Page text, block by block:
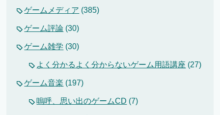
ゲームメディア (385)
ゲーム評論 (30)
ゲーム雑学 (30)
よく分かるよく分からないゲーム用語講座 (27)
ゲーム音楽 (197)
嗚呼、思い出のゲームCD (7)